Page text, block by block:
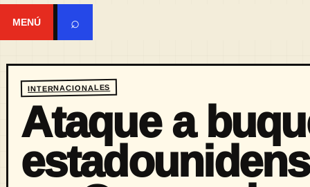
MENÚ ⌕
INTERNACIONALES
Ataque a